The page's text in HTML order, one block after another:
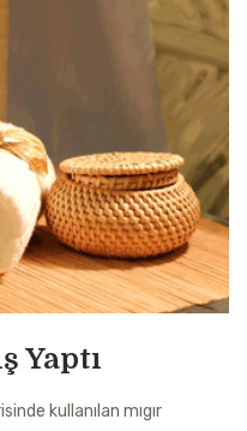
Yaptı
kullanılan mıgır